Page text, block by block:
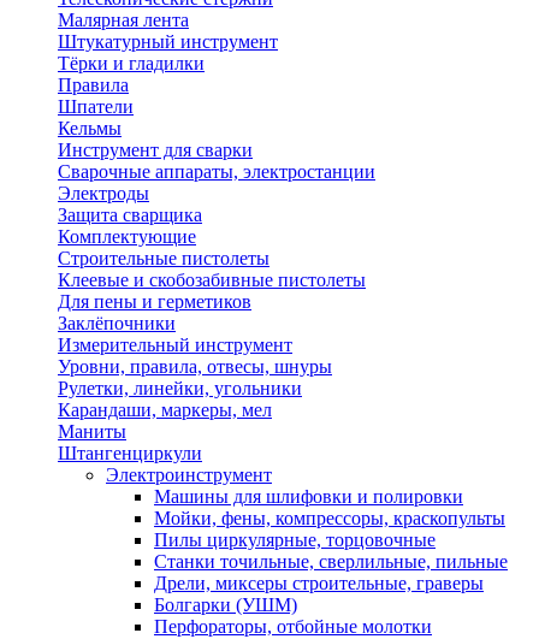
Малярная лента
Штукатурный инструмент
Тёрки и гладилки
Правила
Шпатели
Кельмы
Инструмент для сварки
Сварочные аппараты, электростанции
Электроды
Защита сварщика
Комплектующие
Строительные пистолеты
Клеевые и скобозабивные пистолеты
Для пены и герметиков
Заклёпочники
Измерительный инструмент
Уровни, правила, отвесы, шнуры
Рулетки, линейки, угольники
Карандаши, маркеры, мел
Маниты
Штангенциркули
Электроинструмент
Машины для шлифовки и полировки
Мойки, фены, компрессоры, краскопульты
Пилы циркулярные, торцовочные
Станки точильные, сверлильные, пильные
Дрели, миксеры строительные, граверы
Болгарки (УШМ)
Перфораторы, отбойные молотки